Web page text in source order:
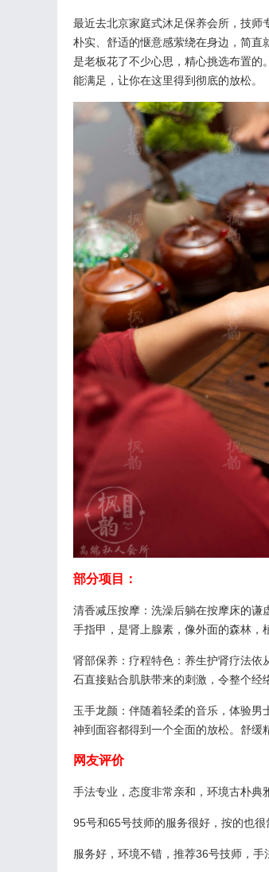
最近去北京家庭式沐足保养会所，技
朴实、舒适的惬意感萦绕在身边，简直
是老板花了不少心思，精心挑选布置
能满足，让你在这里得到彻底的放松。
部分项目：
清香减压按摩：洗澡后躺在按摩床的
手指甲，是肾上腺素，像外面的森林，
肾部保养：疗程特色：养生护肾疗法
石直接贴合肌肤带来的刺激，令整个经
玉手龙颜：伴随着轻柔的音乐，体验
神到面容都得到一个全面的放松。舒缓
网友评价
手法专业，态度非常亲和，环境古朴典
95号和65号技师的服务很好，按的也很
服务好，环境不错，推荐36号技师，手